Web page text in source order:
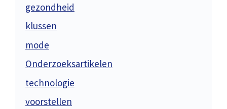
gezondheid
klussen
mode
Onderzoeksartikelen
technologie
voorstellen